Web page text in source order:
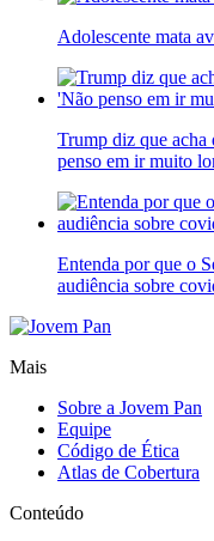
Adolescente mata
Trump diz que acha
penso em ir muito
Entenda por que o
audiência sobre
Mais
Sobre a Jovem Pan
Equipe
Código de Ética
Atlas de Cobertura
Conteúdo